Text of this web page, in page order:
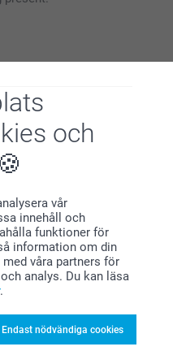
och
vår
innehåll och
funktioner för
information om din
våra partners för
analys. Du kan läsa
.
Endast nödvändiga cookies
oss om det är
med, eller bara har frågor i
hjälpa dig :)
hoppas att
över den!
179,00
(6 omdömen)
Nyckelring
Från 119,00
(266 omdömen)